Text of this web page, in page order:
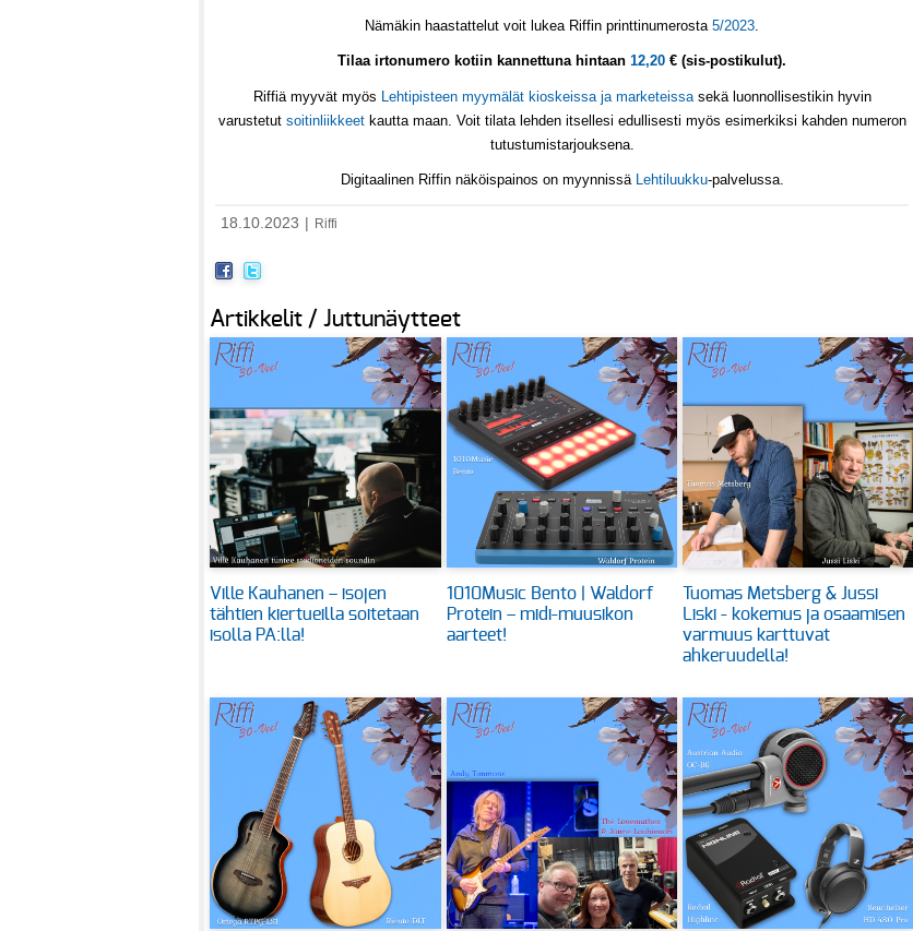
Nämäkin haastattelut voit lukea Riffin printtinumerosta 5/2023.
Tilaa irtonumero kotiin kannettuna hintaan 12,20 € (sis-postikulut).
Riffiä myyvät myös Lehtipisteen myymälät kioskeissa ja marketeissasekä luonnollisestikin hyvin
varustetut soitinliikkeetkautta maan. Voit tilata lehden itsellesi edullisesti myös esimerkiksi kahden numeron
tutustumistarjouksena.
Digitaalinen Riffin näköispainos on myynnissä Lehtiluukku-palvelussa.
18.10.2023 | Riffi
Artikkelit / Juttunäytteet
Ville Kauhanen – isojen
tähtien kiertueilla soitetaan
isolla PA:lla!
1010Music Bento | Waldorf
Protein – midi-muusikon
aarteet!
Tuomas Metsberg & Jussi
Liski - kokemus ja osaamisen
varmuus karttuvat
ahkeruudella!